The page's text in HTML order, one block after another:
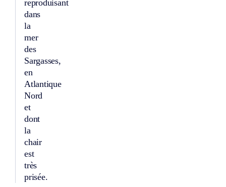
reproduisant
dans
la
mer
des
Sargasses,
en
Atlantique
Nord
et
dont
la
chair
est
très
prisée.